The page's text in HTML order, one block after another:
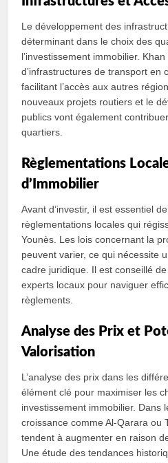
Le développement des
déterminant dans le choix des
l’investissement immobilier.
d’infrastructures de transport en
facilitant l’accès aux autres
nouveaux projets routiers et le
publics vont également
quartiers.
Règlementations
d’Immobilier
Avant d’investir, il est essentiel
règlementations locales qui
Younès. Les lois concernant la
peuvent varier, ce qui nécessite
cadre juridique. Il est conseillé
experts locaux pour naviguer
règlements.
Analyse des Prix et
Valorisation
L’analyse des prix dans les
élément clé pour maximiser les
investissement immobilier. Dans
croissance comme Al-Qarara ou
tendent à augmenter en raison
Une étude des tendances